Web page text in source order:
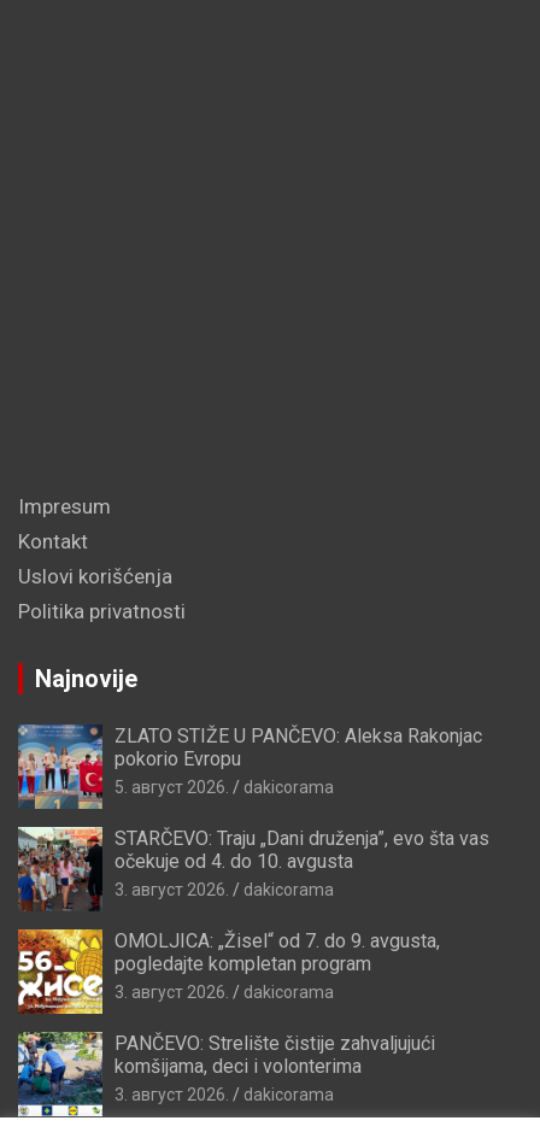
Impresum
Kontakt
Uslovi korišćenja
Politika privatnosti
Najnovije
ZLATO STIŽE U PANČEVO: Aleksa Rakonjac
pokorio Evropu
5. август 2026. dakicorama
STARČEVO: Traju „Dani druženja”, evo šta vas
očekuje od 4. do 10. avgusta
3. август 2026. dakicorama
OMOLJICA: „Žisel“ od 7. do 9. avgusta,
pogledajte kompletan program
3. август 2026. dakicorama
PANČEVO: Strelište čistije zahvaljujući
komšijama, deci i volonterima
3. август 2026. dakicorama